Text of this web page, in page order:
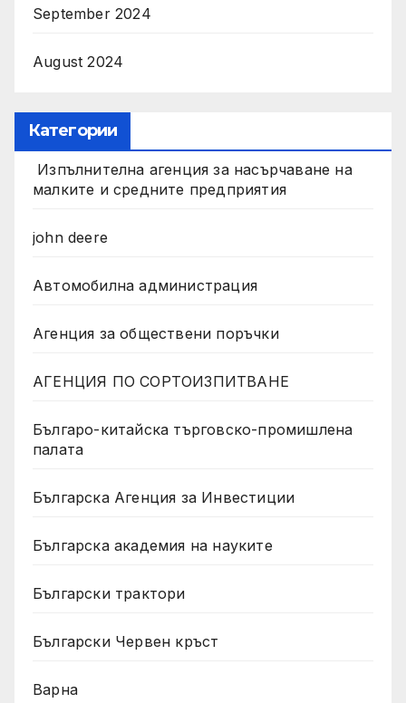
September 2024
August 2024
Категории
Изпълнителна агенция за насърчаване на
малките и средните предприятия
john deere
Автомобилна администрация
Агенция за обществени поръчки
АГЕНЦИЯ ПО СОРТОИЗПИТВАНЕ
Българо-китайска търговско-промишлена
палата
Българска Агенция за Инвестиции
Българска академия на науките
Български трактори
Български Червен кръст
Варна